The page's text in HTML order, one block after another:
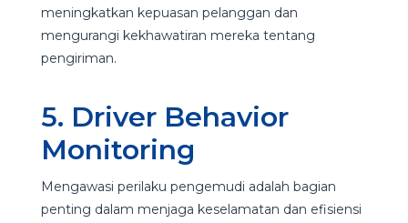
meningkatkan kepuasan pelanggan dan
mengurangi kekhawatiran mereka tentang
pengiriman.
5. Driver Behavior
Monitoring
Mengawasi perilaku pengemudi adalah bagian
penting dalam menjaga keselamatan dan efisiensi